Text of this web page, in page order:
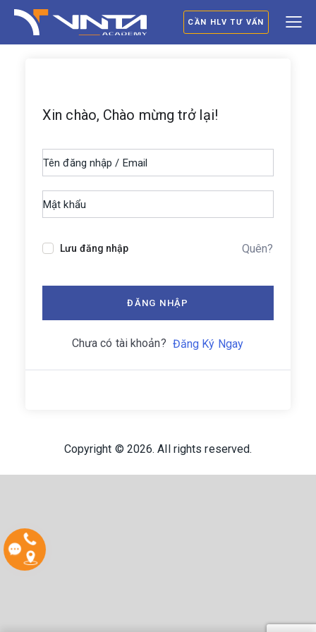
CẦN HLV TƯ VẤN
Xin chào, Chào mừng trở lại!
Lưu đăng nhập Quên?
ĐĂNG NHẬP
Chưa có tài khoản? Đăng Ký Ngay
Copyright © 2026. All rights reserved.